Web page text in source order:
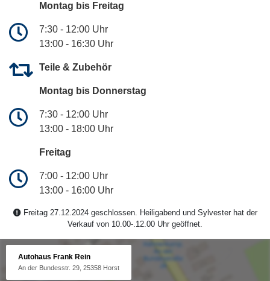
Montag bis Freitag
7:30 - 12:00 Uhr
13:00 - 16:30 Uhr
Teile & Zubehör
Montag bis Donnerstag
7:30 - 12:00 Uhr
13:00 - 18:00 Uhr
Freitag
7:00 - 12:00 Uhr
13:00 - 16:00 Uhr
Freitag 27.12.2024 geschlossen. Heiligabend und Sylvester hat der
Verkauf von 10.00-.12.00 Uhr geöffnet.
Autohaus Frank Rein
An der Bundesstr. 29, 25358 Horst